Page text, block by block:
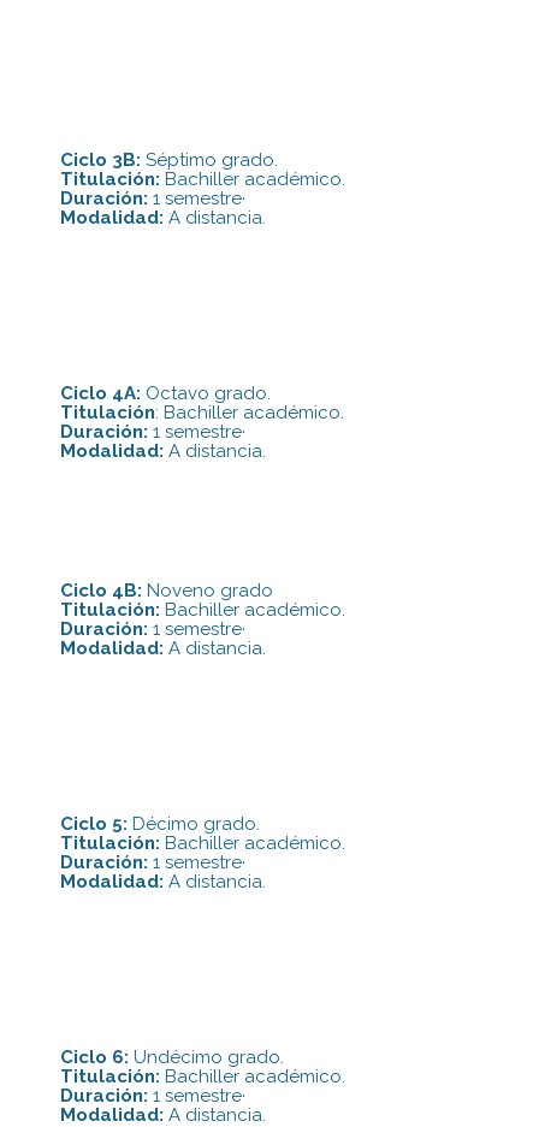
Ciclo 3B: Séptimo grado.
Titulación: Bachiller académico.
Duración: 1 semestre·
Modalidad: A distancia.
Ciclo 4A: Octavo grado.
Titulación: Bachiller académico.
Duración: 1 semestre·
Modalidad: A distancia.
Ciclo 4B: Noveno grado
Titulación: Bachiller académico.
Duración: 1 semestre·
Modalidad: A distancia.
Ciclo 5: Décimo grado.
Titulación: Bachiller académico.
Duración: 1 semestre·
Modalidad: A distancia.
Ciclo 6: Undécimo grado.
Titulación: Bachiller académico.
Duración: 1 semestre·
Modalidad: A distancia.